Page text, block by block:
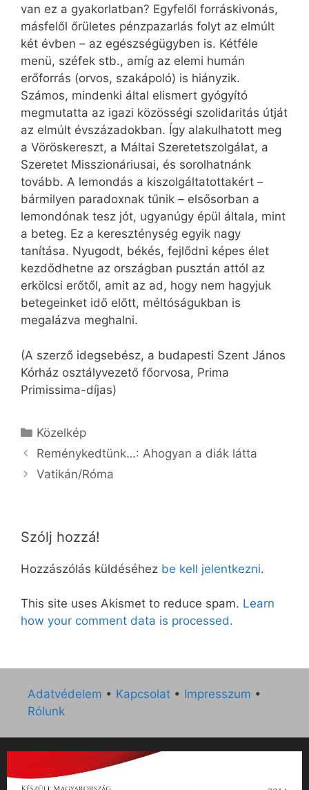
van ez a gyakorlatban? Egyfelől forráskivonás,
másfelől őrületes pénzpazarlás folyt az elmúlt
két évben – az egészségügyben is. Kétféle
menü, széfek stb., amíg az elemi humán
erőforrás (orvos, szakápoló) is hiányzik.
Számos, mindenki által elismert gyógyító
megmutatta az igazi közösségi szolidaritás útját
az elmúlt évszázadokban. Így alakulhatott meg
a Vöröskereszt, a Máltai Szeretetszolgálat, a
Szeretet Misszionáriusai, és sorolhatnánk
tovább. A lemondás a kiszolgáltatottakért –
bármilyen paradoxnak tűnik – elsősorban a
lemondónak tesz jót, ugyanúgy épül általa, mint
a beteg. Ez a kereszténység egyik nagy
tanítása. Nyugodt, békés, fejlődni képes élet
kezdődhetne az országban pusztán attól az
erkölcsi erőtől, amit az ad, hogy nem hagyjuk
betegeinket idő előtt, méltóságukban is
megalázva meghalni.
(A szerző idegsebész, a budapesti Szent János
Kórház osztályvezető főorvosa, Prima
Primissima-díjas)
Kategória
Közelkép
Reménykedtünk…: Ahogyan a diák látta
Vatikán/Róma
Szólj hozzá!
Hozzászólás küldéséhez be kell jelentkezni.
This site uses Akismet to reduce spam. Learn
how your comment data is processed.
Adatvédelem • Kapcsolat • Impresszum •
Rólunk